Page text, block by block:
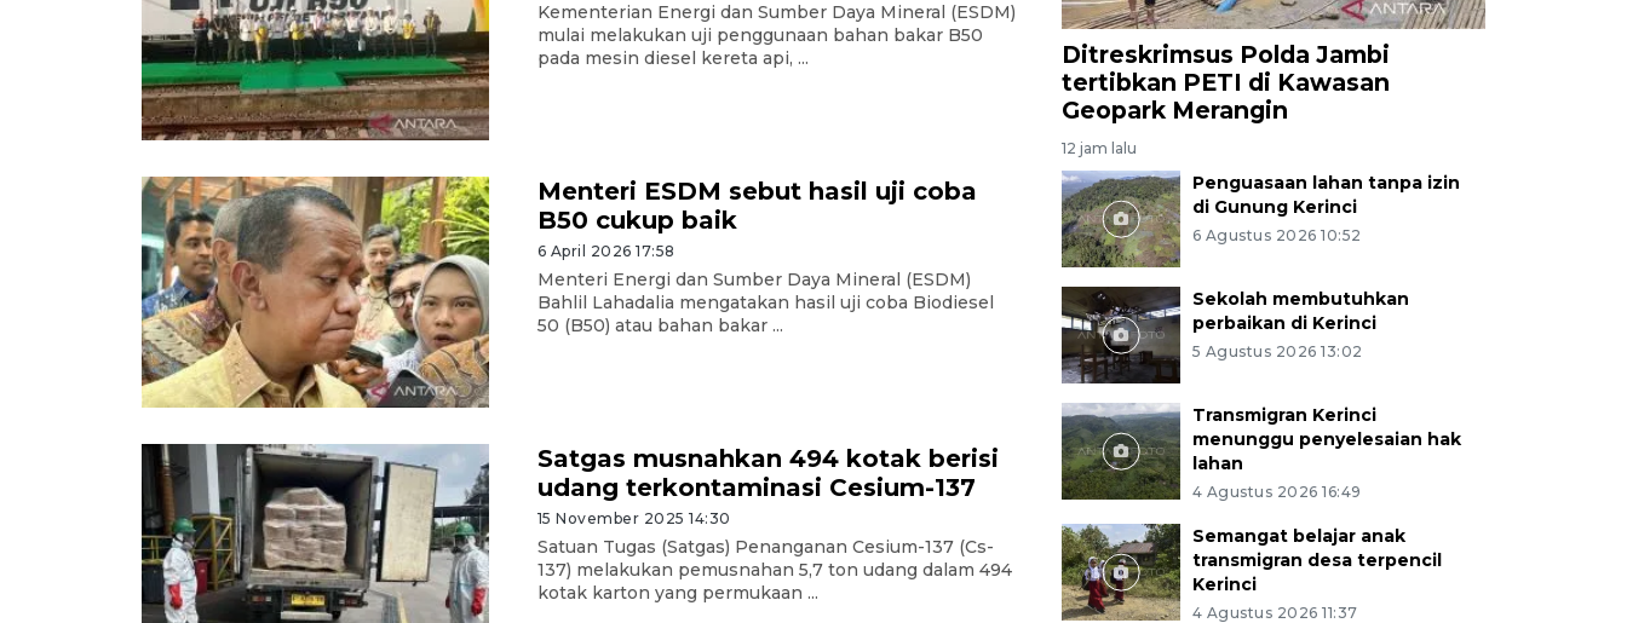
Kementerian Energi dan Sumber Daya Mineral (ESDM)
mulai melakukan uji penggunaan bahan bakar B50
pada mesin diesel kereta api, ...
Menteri ESDM sebut hasil uji coba
B50 cukup baik
6 April 2026 17:58
Menteri Energi dan Sumber Daya Mineral (ESDM)
Bahlil Lahadalia mengatakan hasil uji coba Biodiesel
50 (B50) atau bahan bakar ...
Satgas musnahkan 494 kotak berisi
udang terkontaminasi Cesium-137
15 November 2025 14:30
Satuan Tugas (Satgas) Penanganan Cesium-137 (Cs-
137) melakukan pemusnahan 5,7 ton udang dalam 494
kotak karton yang permukaan ...
Ditreskrimsus Polda Jambi
tertibkan PETI di Kawasan
Geopark Merangin
12 jam lalu
Penguasaan lahan tanpa izin
di Gunung Kerinci
6 Agustus 2026 10:52
Sekolah membutuhkan
perbaikan di Kerinci
5 Agustus 2026 13:02
Transmigran Kerinci
menunggu penyelesaian hak
lahan
4 Agustus 2026 16:49
Semangat belajar anak
transmigran desa terpencil
Kerinci
4 Agustus 2026 11:37